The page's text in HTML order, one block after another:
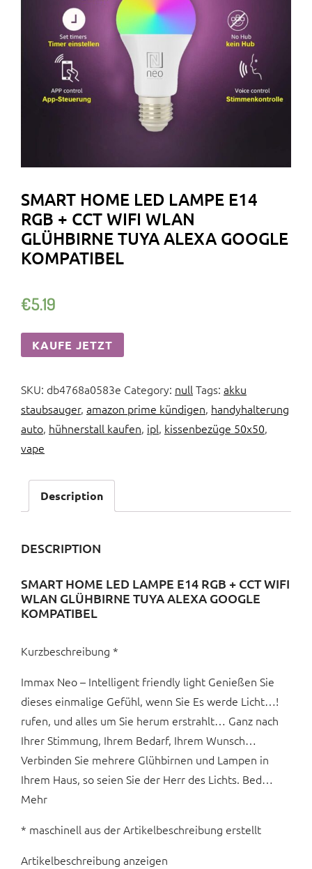
SMART HOME LED LAMPE E14
RGB + CCT WIFI WLAN
GLÜHBIRNE TUYA ALEXA GOOGLE
KOMPATIBEL
€5.19
KAUFE JETZT
SKU: db4768a0583e Category: nullTags: akku
staubsauger, amazon prime kündigen, handyhalterung
auto, hühnerstall kaufen, ipl, kissenbezüge 50x50,
vape
Description
DESCRIPTION
SMART HOME LED LAMPE E14 RGB + CCT WIFI
WLAN GLÜHBIRNE TUYA ALEXA GOOGLE
KOMPATIBEL
Kurzbeschreibung *
Immax Neo – Intelligent friendly light Genießen Sie
dieses einmalige Gefühl, wenn Sie Es werde Licht…!
rufen, und alles um Sie herum erstrahlt… Ganz nach
Ihrer Stimmung, Ihrem Bedarf, Ihrem Wunsch…
Verbinden Sie mehrere Glühbirnen und Lampen in
Ihrem Haus, so seien Sie der Herr des Lichts. Bed…
Mehr
* maschinell aus der Artikelbeschreibung erstellt
Artikelbeschreibung anzeigen